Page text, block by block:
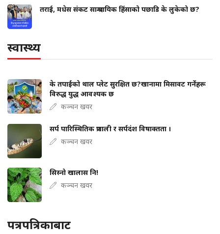
तराई, मधेस संकट साम्प्रदायिक हिंसाको पछाडि के लुकेको छ?
स्वास्थ्य
के तपाईंको थाल प्लेट सुरक्षित छ?खानामा मिसावट गर्नेहरू
विरुद्ध युद्ध आवश्यक छ
कञ्चन खवर
सर्प पारिस्थितिक प्रणाली र सर्पदंश विषाक्तता ।
कञ्चन खवर
सिस्नो खालास नि!
कञ्चन खवर
पत्रपत्रिकाबाट